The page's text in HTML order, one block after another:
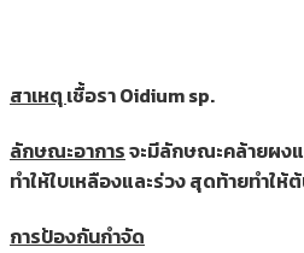
สาเหตุ เชื้อรา Oidium sp.
ลักษณะอาการจะมีลักษณะคล้ายผง
ทำให้ใบเหลืองและร่วง สุดท้ายทำให้
การป้องกันกำจัด